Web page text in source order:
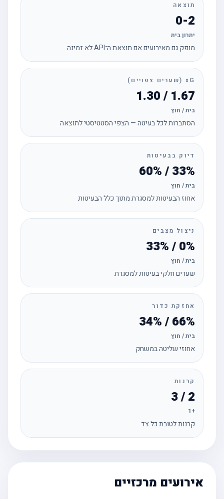
תוצאה
0-2
יתרון בית
מופק גם מאירועים אם תוצאת ה־API לא זמינה
xG (שערים צפויים)
1.67 / 1.30
בית / חוץ
הסתברות לכל בעיטה — הצפי הסטטיסטי לתוצאה
דיוק בבעיטות
33% / 60%
בית / חוץ
אחוז הבעיטות למסגרת מתוך כלל הבעיטות
ניצול מצבים
0% / 33%
בית / חוץ
שערים חלקי בעיטות למסגרת
אחזקת כדור
66% / 34%
בית / חוץ
אחוזי שליטה במשחק
קרנות
קרנות לטובת כל צד
אירועים מרכזיים